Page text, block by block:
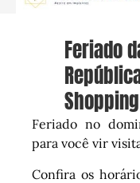
Feriado
Shopping
Feriado no
para você vir
Confira os